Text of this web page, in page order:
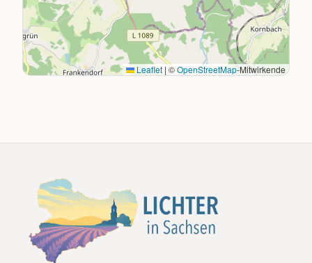
Leaflet | ©OpenStreetMap-Mitwirkende